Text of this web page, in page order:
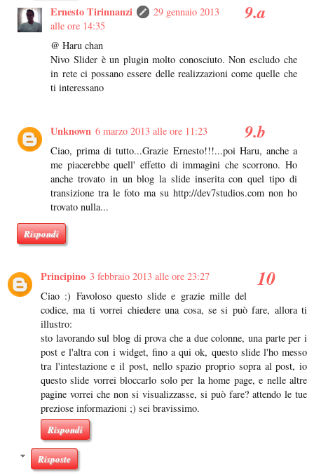
Ernesto Tirinnanzi
29 gennaio 2013
alle ore 14:35
@ Haru chan
Nivo Slider è un plugin molto conosciuto. Non escludo che
in rete ci possano essere delle realizzazioni come quelle che
ti interessano
Unknown 6 marzo 2013 alle ore 11:23
Ciao, prima di tutto...Grazie Ernesto!!!...poi Haru, anche a
me piacerebbe quell' effetto di immagini che scorrono. Ho
anche trovato in un blog la slide inserita con quel tipo di
transizione tra le foto ma su http://dev7studios.com non ho
trovato nulla...
Rispondi
Principino 3 febbraio 2013 alle ore 23:27
Ciao :) Favoloso questo slide e grazie mille del
codice, ma ti vorrei chiedere una cosa, se si può fare, allora ti
illustro:
sto lavorando sul blog di prova che a due colonne, una parte per i
post e l'altra con i widget, fino a qui ok, questo slide l'ho messo
tra l'intestazione e il post, nello spazio proprio sopra al post, io
questo slide vorrei bloccarlo solo per la home page, e nelle altre
pagine vorrei che non si visualizzasse, si può fare? attendo le tue
preziose informazioni ;) sei bravissimo.
Rispondi
Risposte